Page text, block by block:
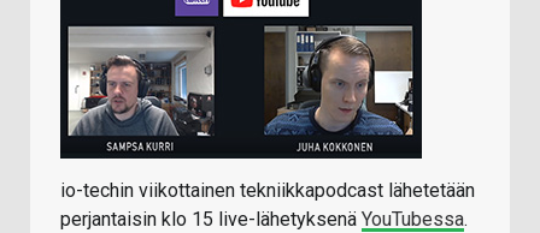
io-techin viikottainen tekniikkapodcast lähetetään
perjantaisin klo 15 live-lähetyksenä YouTubessa.